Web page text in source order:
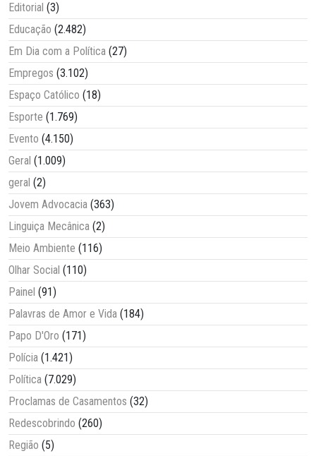
Editorial (3)
Educação (2.482)
Em Dia com a Política (27)
Empregos (3.102)
Espaço Católico (18)
Esporte (1.769)
Evento (4.150)
Geral (1.009)
geral (2)
Jovem Advocacia (363)
Linguiça Mecânica (2)
Meio Ambiente (116)
Olhar Social (110)
Painel (91)
Palavras de Amor e Vida (184)
Papo D'Oro (171)
Polícia (1.421)
Política (7.029)
Proclamas de Casamentos (32)
Redescobrindo (260)
Região (5)